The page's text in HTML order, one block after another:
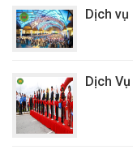
Dịch
Dịch